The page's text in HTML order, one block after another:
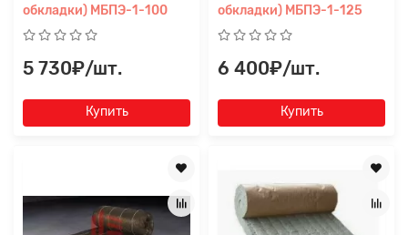
обкладки) МБПЭ-1-100
5 730₽/шт.
Купить
обкладки) МБПЭ-1-125
6 400₽/шт.
Купить